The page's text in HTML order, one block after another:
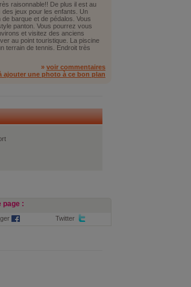
raisonnable!! De plus il est au
des jeux pour les enfants. Un
barque et de pédalos. Vous
panton. Vous pourrez vous
et visitez des anciens
au point touristique. La piscine
terrain de tennis. Endroit très
» voir commentaires
ajouter une photo à ce bon plan
page :
Twitter